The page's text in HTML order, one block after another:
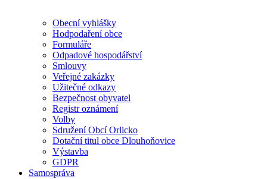
Obecní vyhlášky
Hodpodaření obce
Formuláře
Odpadové hospodářství
Smlouvy
Veřejné zakázky
Užitečné odkazy
Bezpečnost obyvatel
Registr oznámení
Volby
Sdružení Obcí Orlicko
Dotační titul obce Dlouhoňovice
Výstavba
GDPR
Samospráva